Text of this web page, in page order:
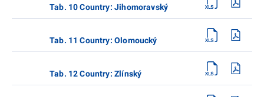
Tab. 10 Country: Jihomoravský
Tab. 11 Country: Olomoucký
Tab. 12 Country: Zlínský